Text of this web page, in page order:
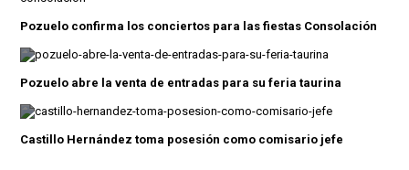
Pozuelo confirma los conciertos para las fiestas Consolación
Pozuelo abre la venta de entradas para su feria taurina
Castillo Hernández toma posesión como comisario jefe